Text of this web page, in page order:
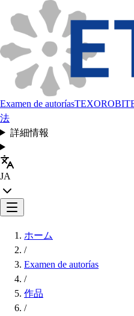
Examen de autoríasTEXORO
法
詳細情報
JA
ホーム
/
Examen de autorías
/
作品
/